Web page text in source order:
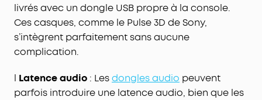
livrés avec un dongle USB propre à la console.
Ces casques, comme le Pulse 3D deSony,
s’intègrent parfaitement sans aucune
complication.
l Latence audio : Lesdongles audio peuvent
parfois introduire une latenceaudio, bien que les